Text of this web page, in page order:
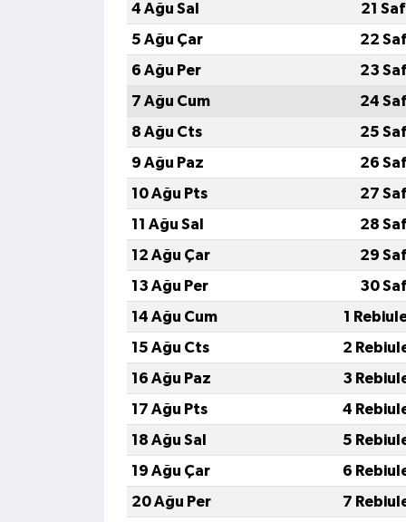
4 Ağu Sal
21
5 Ağu Çar
22
6 Ağu Per
23
7 Ağu Cum
24
8 Ağu Cts
25
9 Ağu Paz
26
10 Ağu Pts
27
11 Ağu Sal
28
12 Ağu Çar
29
13 Ağu Per
30
14 Ağu Cum
1
15 Ağu Cts
2
16 Ağu Paz
3
17 Ağu Pts
4
18 Ağu Sal
5
19 Ağu Çar
6
20 Ağu Per
7